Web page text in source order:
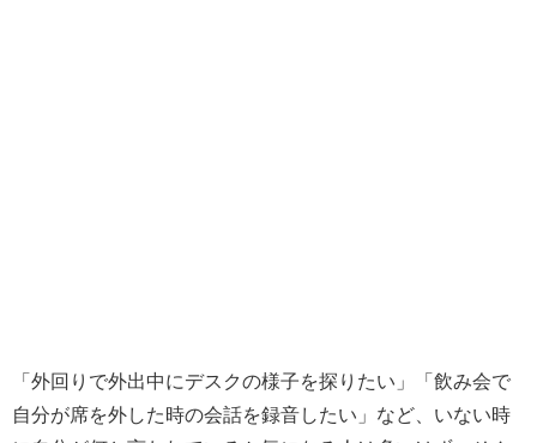
「外回りで外出中にデスクの様子を探りたい」「飲み会で
自分が席を外した時の会話を録音したい」など、いない時